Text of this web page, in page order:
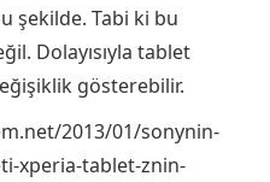
şekilde. Tabi ki bu
Dolayısıyla tablet
gösterebilir.
2013/01/sonynin-
xperia-tablet-znin-